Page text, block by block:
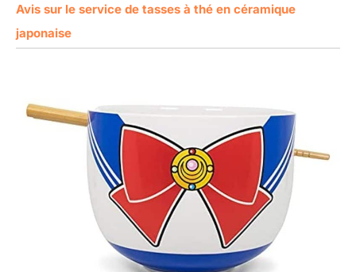
Avis sur le service de tasses à thé en céramique
japonaise